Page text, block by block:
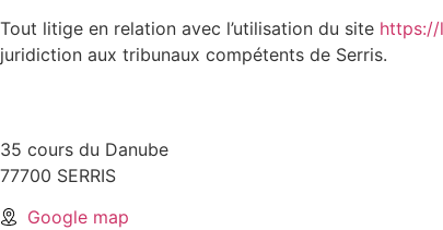
Tout litige en relation avec l’utilisation du site
juridiction aux tribunaux compétents de Serris.
35 cours du Danube
77700 SERRIS
Google map